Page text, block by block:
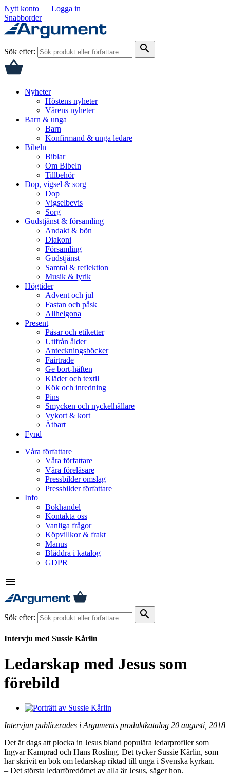
Nytt konto
Logga in
Snabborder
Sök efter: search
Nyheter
Höstens nyheter
Vårens nyheter
Barn & unga
Barn
Konfirmand & unga ledare
Bibeln
Biblar
Om Bibeln
Tillbehör
Dop, vigsel & sorg
Dop
Vigselbevis
Sorg
Gudstjänst & församling
Andakt & bön
Diakoni
Församling
Gudstjänst
Samtal & reflektion
Musik & lyrik
Högtider
Advent och jul
Fastan och påsk
Allhelgona
Present
Påsar och etiketter
Utifrån ålder
Anteckningsböcker
Fairtrade
Ge bort-häften
Kläder och textil
Kök och inredning
Pins
Smycken och nyckelhållare
Vykort & kort
Ätbart
Fynd
Våra författare
Våra författare
Våra föreläsare
Pressbilder omslag
Pressbilder författare
Info
Bokhandel
Kontakta oss
Vanliga frågor
Köpvillkor & frakt
Manus
Bläddra i katalog
GDPR
menu
Sök efter: search
Intervju med Sussie Kårlin
Ledarskap med Jesus som
förebild
Intervjun publicerades i Arguments produktkatalog 20 augusti, 2018
Det är dags att plocka in Jesus bland populära ledarprofiler som
Ingvar Kamprad och Hans Rosling. Det tycker Sussie Kårlin, som
har skrivit en bok om ledarskap riktad till unga i Svenska kyrkan.
– Det största ledarföredömet av alla är Jesus, säger hon.